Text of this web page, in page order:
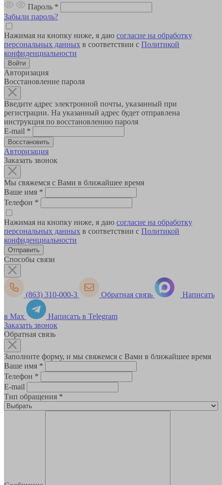
Пароль *
Забыли пароль?
Нажимая на кнопку ниже, я даю согласие на обработку
персональных данных в соответствии с Политикой
конфиденциальности
Авторизация
Восстановление пароля
Введите адрес электронной почты, указанный при
регистрации. На указанный адрес будет отправлена
инструкция по восстановлению пароля
E-mail *
Авторизация
Заказать звонок
Мы свяжемся с Вами в ближайшее время
Ваше имя *
Телефон *
Нажимая на кнопку ниже, я даю согласие на обработку
персональных данных в соответствии с Политикой
конфиденциальности
Способы связи
(863) 310-000-3 Обратная связь Написать
в Max
Написать в Telegram
Заказать звонок
Обратная связь
Заполните форму, и мы свяжемся с Вами в ближайшее время
Ваше имя *
Телефон *
E-mail
Тип обращения *